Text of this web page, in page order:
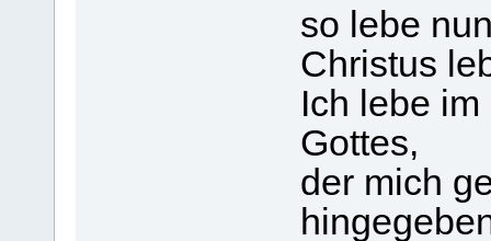
so lebe
Christus
Ich lebe
Gottes,
der mich